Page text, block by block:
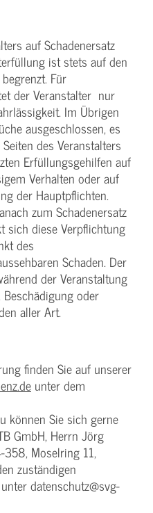
auf Schadenersatz
ist stets auf den
Für
der Veranstalter nur
Im Übrigen
ausgeschlossen, es
des Veranstalters
Erfüllungsgehilfen auf
Verhalten oder auf
der Hauptpflichten.
zum Schadenersatz
sich diese Verpflichtung
des
Schaden. Der
der Veranstaltung
oder
aller Art.
finden Sie auf unserer
unter dem
können Sie sich gerne
GmbH, Herrn Jörg
Moselring 11,
zuständigen
datenschutz@svg-